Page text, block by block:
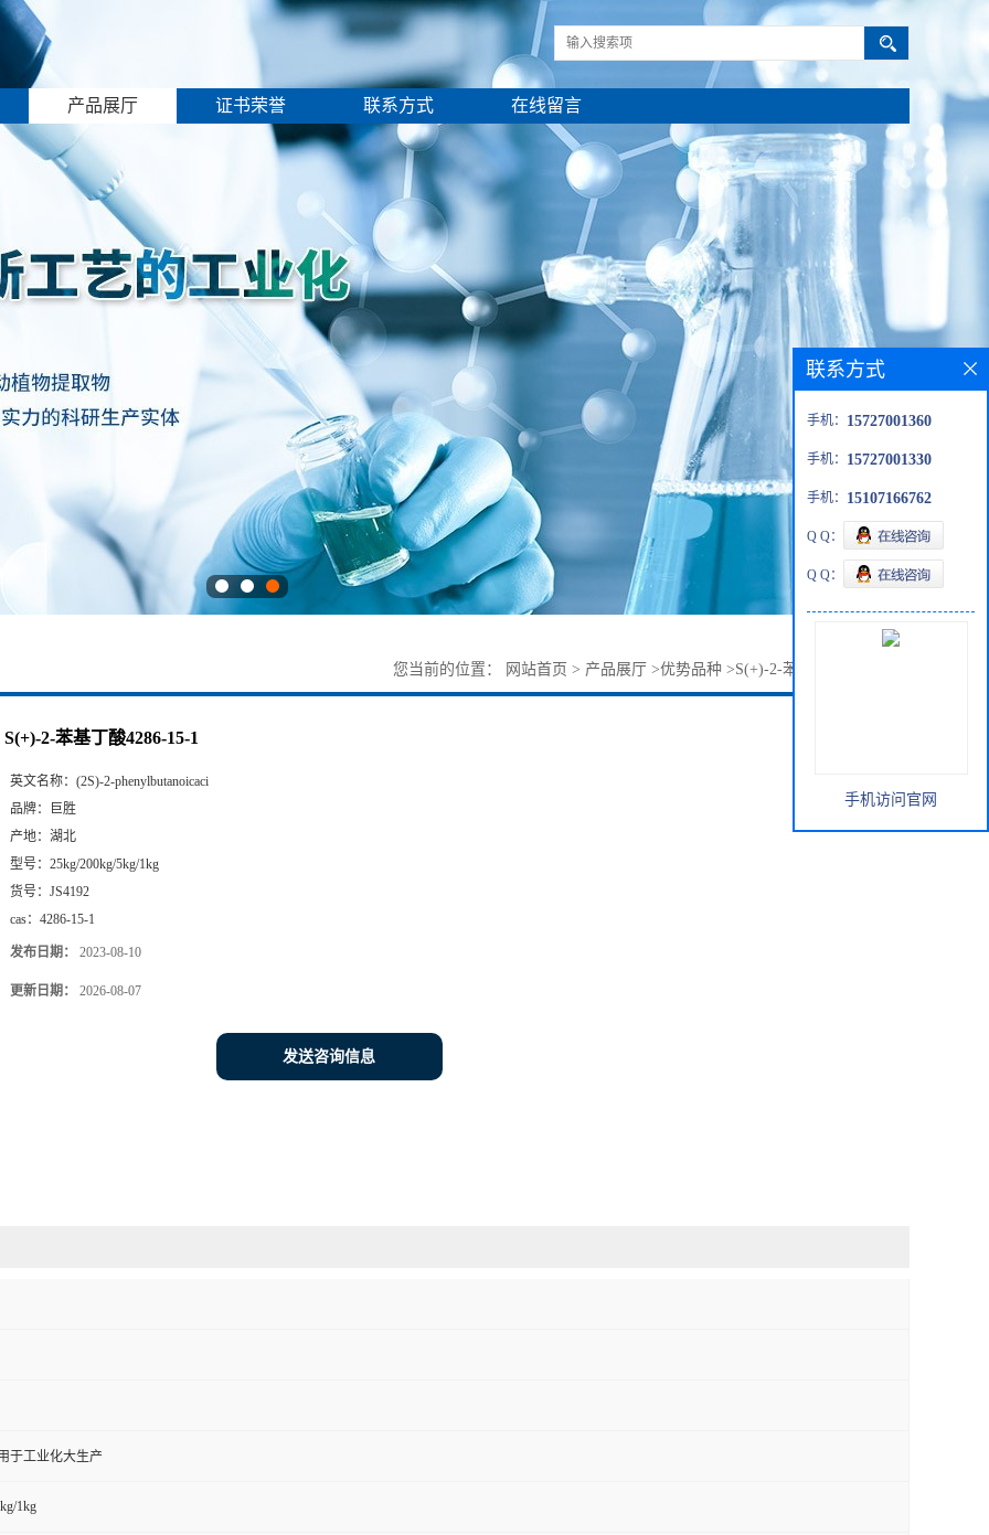
产品展厅 证书荣誉 联系方式 在线留言
您当前的位置： 网站首页 > 产品展厅 >优势品种 >S(+)-2-苯基丁酸4286-15-1
S(+)-2-苯基丁酸4286-15-1
英文名称： (2S)-2-phenylbutanoicaci
品牌：
巨胜
产地： 湖北
型号： 25kg/200kg/5kg/1kg
货号： JS4192
cas： 4286-15-1
发布日期： 2023-08-10
更新日期： 2026-08-07
发送咨询信息
于工业化大生产
1kg
联系方式
手机： 15727001360
手机： 15727001330
手机： 15107166762
Q Q：
Q Q：
手机访问官网